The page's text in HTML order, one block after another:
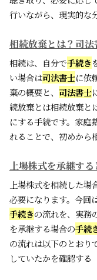
行いながら、現実的な
相続放棄とは？司
相続は、自分で手続き
い場合は司法書士に依
棄の概要と、 司法書士
続放棄とは相続放棄と
にする手続です。家庭
れることで、初めから
上場株式を承継す
上場株式を相続した
必要になります。今回
手続きの流れを、実務
を承継する場合の手続
の流れは以下のとお
していたかを確認する